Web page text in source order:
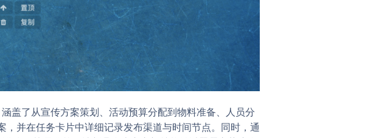
盖了从宣传方案策划、活动预算分配到物料准备、人员分
并在任务卡片中详细记录发布渠道与时间节点。同时，通